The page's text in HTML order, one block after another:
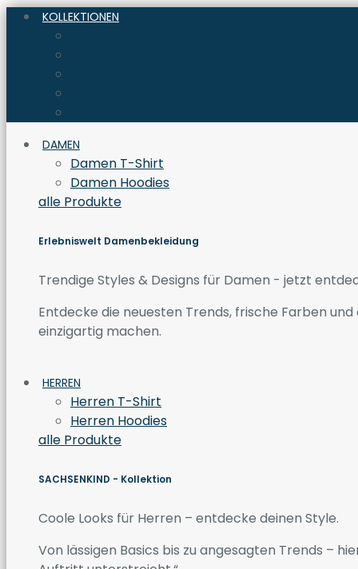
KOLLEKTIONEN
DAMEN
Damen T-Shirt
Damen Hoodies
alle Produkte
Erlebniswelt Damenbekleidung
Trendige Styles & Designs für Damen - jetzt
Entdecke die neuesten Trends, frische Farben
einzigartig machen.
HERREN
Herren T-Shirt
Herren Hoodies
alle Produkte
SACHSENKIND - Kollektion
Coole Looks für Herren – entdecke deinen Style.
Von lässigen Basics bis zu angesagten Trends –